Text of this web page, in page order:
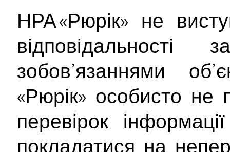
НРА «Рюрік» не
зобов’язаннями
«Рюрік» особисто не
перевірок
покладатися на